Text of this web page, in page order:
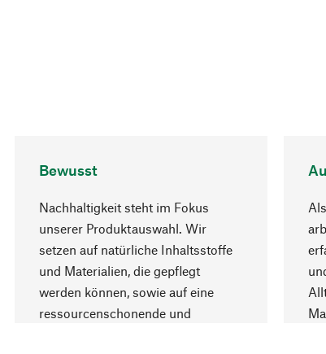
Bewusst
Nachhaltigkeit steht im Fokus
unserer Produktauswahl. Wir
setzen auf natürliche Inhaltsstoffe
und Materialien, die gepflegt
werden können, sowie auf eine
ressourcenschonende und